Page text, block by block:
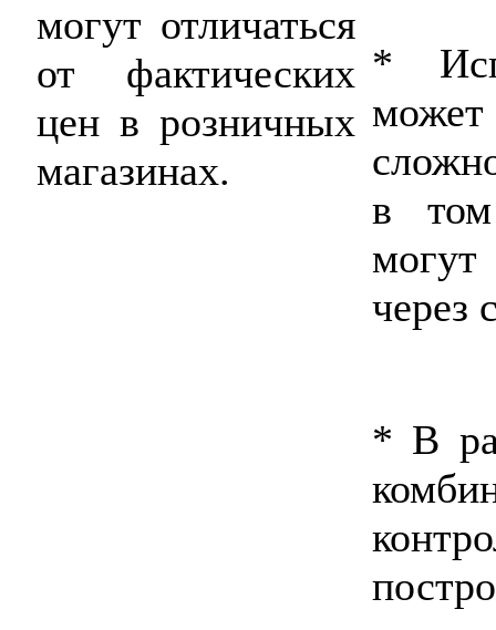
могут отличаться
от фактических
цен в розничных
магазинах.
*
в том
через
* В